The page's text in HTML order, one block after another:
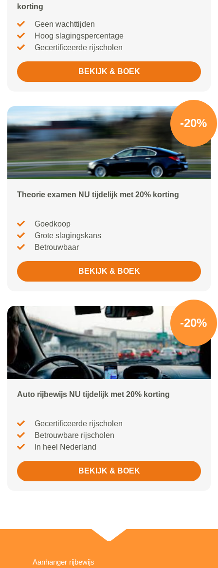
korting
Geen wachttijden
Hoog slagingspercentage
Gecertificeerde rijscholen
BEKIJK & BOEK
-20%
Theorie examen NU tijdelijk met 20% korting
Goedkoop
Grote slagingskans
Betrouwbaar
BEKIJK & BOEK
-20%
Auto rijbewijs NU tijdelijk met 20% korting
Gecertificeerde rijscholen
Betrouwbare rijscholen
In heel Nederland
BEKIJK & BOEK
Aanhanger rijbewijs